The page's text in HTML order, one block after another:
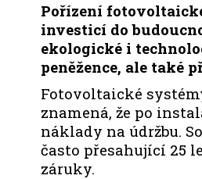
Pořízení
investicí do
ekologické i
peněžence, ale také
Fotovoltaické
znamená, že po
náklady na údržbu.
často přesahující 25
záruky.